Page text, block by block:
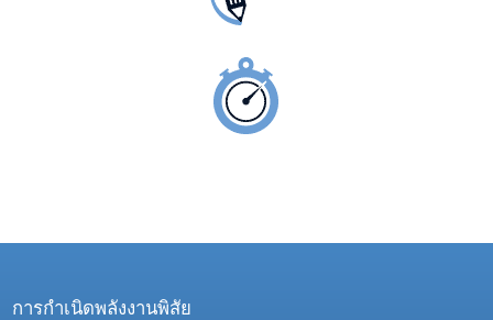
การกำเนิดพลังงานพิสัย